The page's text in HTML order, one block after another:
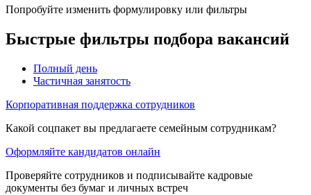
Попробуйте изменить формулировку или фильтры
Быстрые фильтры подбора вакансий
Полный день
Частичная занятость
Корпоративная поддержка сотрудников
Какой соцпакет вы предлагаете семейным сотрудникам?
Оформляйте кандидатов онлайн
Проверяйте сотрудников и подписывайте кадровые
документы без бумаг и личных встреч